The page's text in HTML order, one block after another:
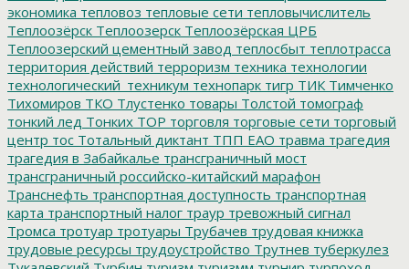
экономика тепловоз тепловые сети тепловычислитель
Теплоозёрск Теплоозерск Теплоозёрская ЦРБ
Теплоозерский цементный завод теплосбыт теплотрасса
территория действий терроризм техника технологии
технологический_техникум технопарк тигр ТИК Тимченко
Тихомиров ТКО Тлустенко товары Толстой томограф
тонкий лед Тонких ТОР торговля торговые сети торговый
центр тос Тотальный диктант ТПП ЕАО травма трагедия
трагедия в Забайкалье трансграничный мост
трансграничный российско-китайский марафон
Транснефть транспортная доступность транспортная
карта транспортный налог траур тревожный сигнал
Тромса тротуар тротуары Трубачев трудовая книжка
трудовые ресурсы трудоустройство Трутнев туберкулез